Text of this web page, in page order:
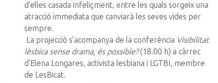
d’elles casada infeliçment, entre les quals sorgeix una
atracció immediata que canviarà les seves vides per
sempre.
La projecció s’acompanya de la conferència Visibilitat
lèsbica sense drama, és possible?(18.00 h) a càrrec
d’Elena Longares, activista lesbiana i LGTBI, membre
de LesBicat.